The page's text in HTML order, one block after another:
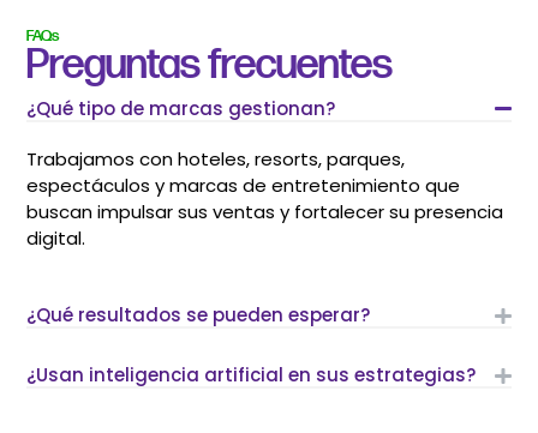
FAQs
Preguntas frecuentes
¿Qué tipo de marcas gestionan?
Trabajamos con hoteles, resorts, parques,
espectáculos y marcas de entretenimiento que
buscan impulsar sus ventas y fortalecer su presencia
digital.
¿Qué resultados se pueden esperar?
¿Usan inteligencia artificial en sus estrategias?